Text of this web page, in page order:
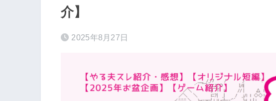
介】
2025年8月27日